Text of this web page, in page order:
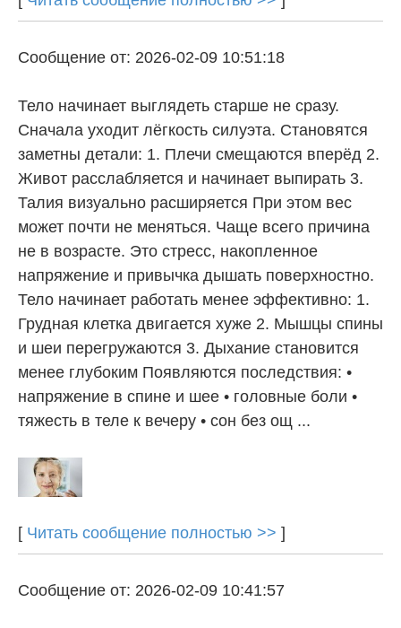
Сообщение от: 2026-02-09 10:51:18
Тело начинает выглядеть старше не сразу.
Сначала уходит лёгкость силуэта. Становятся
заметны детали: 1. Плечи смещаются вперёд 2.
Живот расслабляется и начинает выпирать 3.
Талия визуально расширяется При этом вес
может почти не меняться. Чаще всего причина
не в возрасте. Это стресс, накопленное
напряжение и привычка дышать поверхностно.
Тело начинает работать менее эффективно: 1.
Грудная клетка двигается хуже 2. Мышцы спины
и шеи перегружаются 3. Дыхание становится
менее глубоким Появляются последствия: •
напряжение в спине и шее • головные боли •
тяжесть в теле к вечеру • сон без ощ ...
[ Читать сообщение полностью >> ]
Сообщение от: 2026-02-09 10:41:57